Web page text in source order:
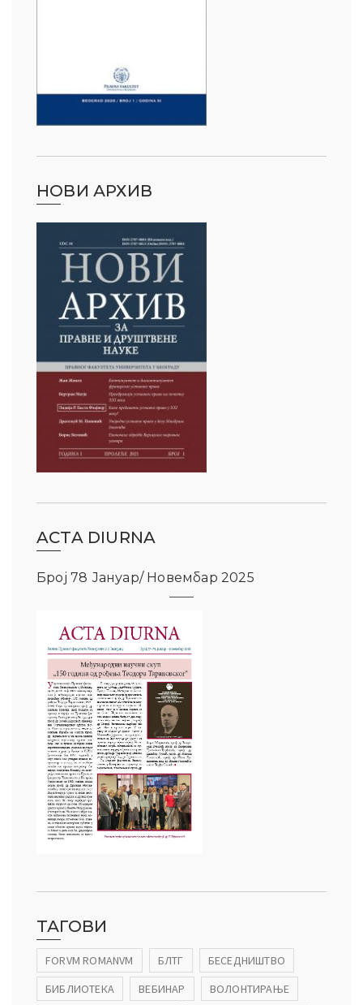
НОВИ АРХИВ
ACTA DIURNA
Број 78 Јануар/ Новембар 2025
ТАГОВИ
FORVM ROMANVM БЛТГ
БЕСЕДНИШТВО
БИБЛИОТЕКА
ВЕБИНАР
ВОЛОНТИРАЊЕ